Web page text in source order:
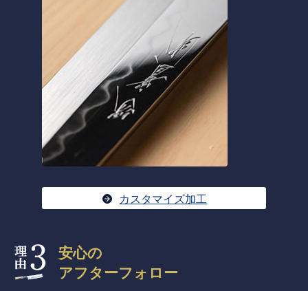
カスタマイズ加工
安心の
アフターフォロー